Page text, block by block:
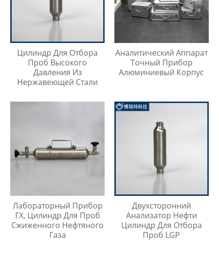
Цилиндр Для Отбора
Проб Высокого
Давления Из
Нержавеющей Стали
Аналитический Аппарат
Точный Прибор
Алюминиевый Корпус
Лабораторный Прибор
ГХ, Цилиндр Для Проб
Сжиженного Нефтяного
Газа
Двухсторонний
Анализатор Нефти
Цилиндр Для Отбора
Проб LGP